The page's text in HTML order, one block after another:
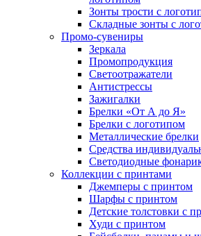
Зонты трости с
Складные зонты с
Промо-сувениры
Зеркала
Промопродукция
Светоотражатели
Антистрессы
Зажигалки
Брелки «От А до Я»
Брелки с логотипом
Металлические брелки
Средства
Светодиодные
Коллекции с принтами
Джемперы с принтом
Шарфы с принтом
Детские толстовки с
Худи с принтом